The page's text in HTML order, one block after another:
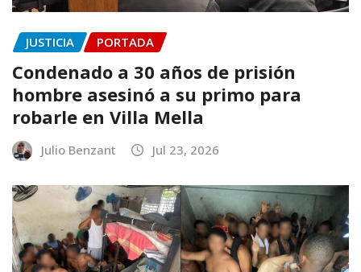
JUSTICIA PORTADA
Condenado a 30 años de prisión
hombre asesinó a su primo para
robarle en Villa Mella
Julio Benzant Jul 23, 2026